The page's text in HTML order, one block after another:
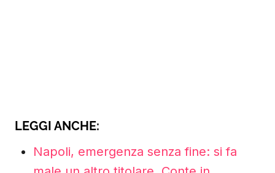
LEGGI ANCHE:
Napoli, emergenza senza fine: si fa